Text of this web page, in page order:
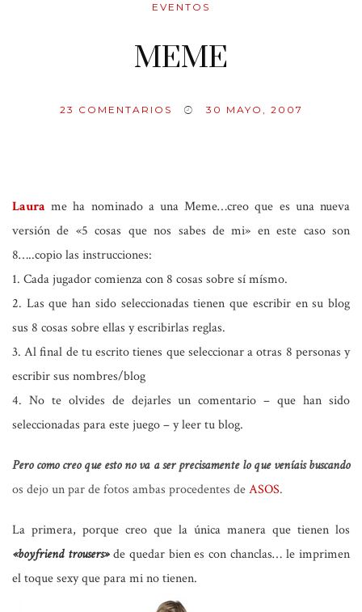
EVENTOS
MEME
23 COMENTARIOS 30 MAYO, 2007
Laura me ha nominado a una Meme…creo que es una nueva
versión de «5 cosas que nos sabes de mi» en este caso son
8…..copio las instrucciones:
1. Cada jugador comienza con 8 cosas sobre sí mísmo.
2. Las que han sido seleccionadas tienen que escribir en su blog
sus 8 cosas sobre ellas y escribirlas reglas.
3. Al final de tu escrito tienes que seleccionar a otras 8 personas y
escribir sus nombres/blog
4. No te olvides de dejarles un comentario – que han sido
seleccionadas para este juego – y leer tu blog.
Pero como creo que esto no va a ser precisamente lo que veníais buscando
os dejo un par de fotos ambas procedentes deASOS.
La primera, porque creo que la única manera que tienen los
«boyfriend trousers»de quedar bien es con chanclas… le imprimen
el toque sexy que para mi no tienen.